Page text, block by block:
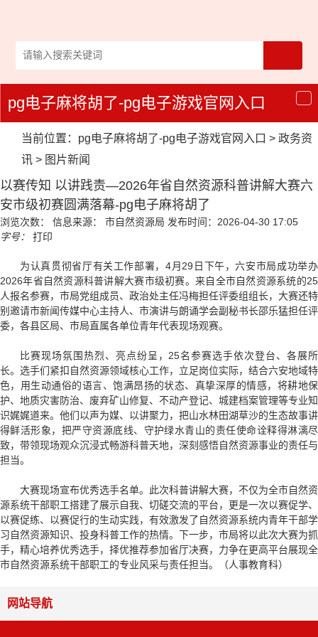
导
航
pg电子麻将胡了-pg电子游戏官网入口
当前位置： pg电子麻将胡了-pg电子游戏官网入口 > 政务资
讯 > 图片新闻
以赛传知 以讲践责—2026年省自然资源科普讲解大赛六
安市级初赛圆满落幕-pg电子麻将胡了
浏览次数： 信息来源： 市自然资源局 发布时间：2026-04-30 17:05
字号：
打印
为认真贯彻省厅有关工作部署，4月29日下午，六安市局成功举办
2026年省自然资源科普讲解大赛市级初赛。来自全市自然资源系统的25
人报名参赛，市局党组成员、政治处主任冯梅担任评委组组长，大赛还特
别邀请市新闻传媒中心主持人、市演讲与朗诵学会副秘书长邵乐猛担任评
委，各县区局、市局直属各单位青年代表现场观赛。
比赛现场氛围热烈、亮点纷呈，25名参赛选手依次登台、各展所
长。选手们紧扣自然资源领域核心工作，立足岗位实际，结合六安地域特
色，用生动通俗的语言、饱满昂扬的状态、真挚深厚的情感，将耕地保
护、地质灾害防治、废弃矿山修复、不动产登记、城建档案管理等专业知
识娓娓道来。他们以声为媒、以讲聚力，把山水林田湖草沙的生态故事讲
得鲜活形象，把严守资源底线、守护绿水青山的责任使命诠释得淋漓尽
致，带领现场观众沉浸式畅游科普天地，深刻感悟自然资源事业的责任与
担当。
大赛现场宣布优秀选手名单。此次科普讲解大赛，不仅为全市自然资
源系统干部职工搭建了展示自我、切磋交流的平台，更是一次以赛促学、
以赛促练、以赛促行的生动实践，有效激发了自然资源系统内青年干部学
习自然资源知识、投身科普工作的热情。下一步，市局将以此次大赛为抓
手，精心培养优秀选手，择优推荐参加省厅决赛，力争在更高平台展现全
市自然资源系统干部职工的专业风采与责任担当。（人事教育科）
网站导航